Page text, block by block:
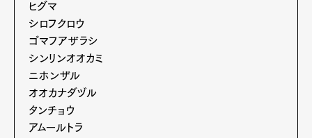
ヒグマ
シロフクロウ
ゴマフアザラシ
シンリンオオカミ
ニホンザル
オオカナダヅル
タンチョウ
アムールトラ